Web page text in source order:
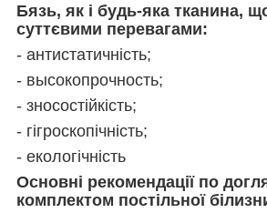
Бязь, як і будь-яка тканина,
суттєвими перевагами:
- антистатичність;
- высокопрочность;
- зносостійкість;
- гігроскопічність;
- екологічність
Основні рекомендації по
комплектом постільної